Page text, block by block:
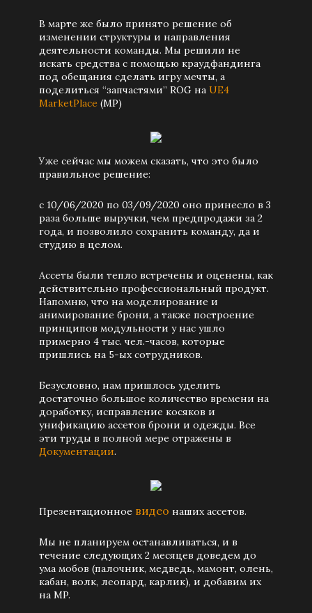
В марте же было принято решение об
изменении структуры и направления
деятельности команды. Мы решили не
искать средства с помощью краудфандинга
под обещания сделать игру мечты, а
поделиться “запчастями” ROG на UE4
MarketPlace (MP)
Уже сейчас мы можем сказать, что это было
правильное решение:
с 10/06/2020 по 03/09/2020 оно принесло в 3
раза больше выручки, чем предпродажи за 2
года, и позволило сохранить команду, да и
студию в целом.
Ассеты были тепло встречены и оценены, как
действительно профессиональный продукт.
Напомню, что на моделирование и
анимирование брони, а также построение
принципов модульности у нас ушло
примерно 4 тыс. чел.-часов, которые
пришлись на 5-ых сотрудников.
Безусловно, нам пришлось уделить
достаточно большое количество времени на
доработку, исправление косяков и
унификацию ассетов брони и одежды. Все
эти труды в полной мере отражены в
Документации.
Презентационное видео наших ассетов.
Мы не планируем останавливаться, и в
течение следующих 2 месяцев доведем до
ума мобов (палочник, медведь, мамонт, олень,
кабан, волк, леопард, карлик), и добавим их
на MP.